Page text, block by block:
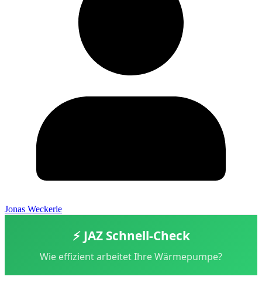
Jonas Weckerle
⚡ JAZ Schnell-Check
Wie effizient arbeitet Ihre Wärmepumpe?